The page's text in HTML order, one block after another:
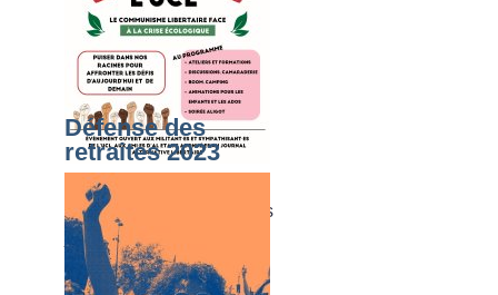
Du dimanche 02 août au
vendredi 07 août 2026, les
journées d’été de l’UCL
Défense des
retraites 2023